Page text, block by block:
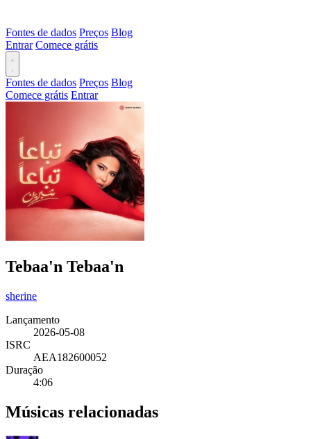
Fontes de dados Preços Blog
Entrar Comece grátis
Fontes de dados Preços Blog
Comece grátis Entrar
Tebaa'n Tebaa'n
sherine
Lançamento
2026-05-08
ISRC
AEA182600052
Duração
4:06
Músicas relacionadas